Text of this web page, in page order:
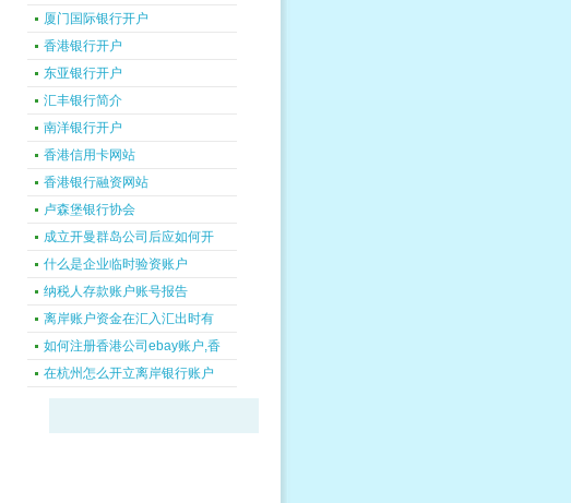
厦门国际银行开户
香港银行开户
东亚银行开户
汇丰银行简介
南洋银行开户
香港信用卡网站
香港银行融资网站
卢森堡银行协会
成立开曼群岛公司后应如何开
什么是企业临时验资账户
纳税人存款账户账号报告
离岸账户资金在汇入汇出时有
如何注册香港公司ebay账户,香
在杭州怎么开立离岸银行账户